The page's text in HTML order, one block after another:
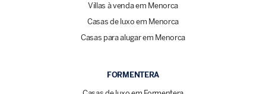
Villas à venda em Menorca
Casas de luxo em Menorca
Casas para alugar em Menorca
FORMENTERA